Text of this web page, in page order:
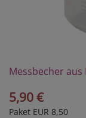
Messbecher
5,90 €
Paket EUR 8,50